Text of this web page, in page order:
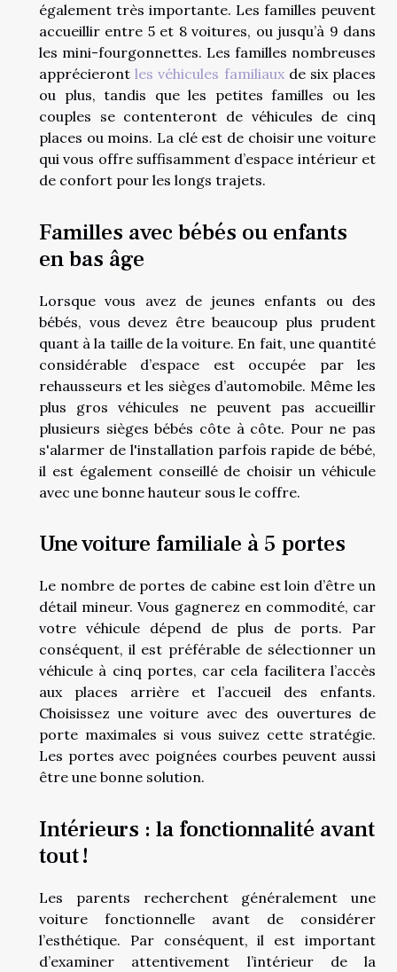
également très importante. Les familles peuvent
accueillir entre 5 et 8 voitures, ou jusqu’à 9 dans
les mini-fourgonnettes. Les familles nombreuses
apprécierontles véhicules familiauxde six places
ou plus, tandis que les petites familles ou les
couples se contenteront de véhicules de cinq
places ou moins. La clé est de choisir une voiture
qui vous offre suffisamment d’espace intérieur et
de confort pour les longs trajets.
Familles avec bébés ou enfants
en bas âge
Lorsque vous avez de jeunes enfants ou des
bébés, vous devez être beaucoup plus prudent
quant à la taille de la voiture. En fait, une quantité
considérable d’espace est occupée par les
rehausseurs et les sièges d’automobile. Même les
plus gros véhicules ne peuvent pas accueillir
plusieurs sièges bébés côte à côte. Pour ne pas
s'alarmer de l'installation parfois rapide de bébé,
il est également conseillé de choisir un véhicule
avec une bonne hauteur sous le coffre.
Une voiture familiale à 5 portes
Le nombre de portes de cabine est loin d’être un
détail mineur. Vous gagnerez en commodité, car
votre véhicule dépend de plus de ports. Par
conséquent, il est préférable de sélectionner un
véhicule à cinq portes, car cela facilitera l’accès
aux places arrière et l’accueil des enfants.
Choisissez une voiture avec des ouvertures de
porte maximales si vous suivez cette stratégie.
Les portes avec poignées courbes peuvent aussi
être une bonne solution.
Intérieurs : la fonctionnalité avant
tout !
Les parents recherchent généralement une
voiture fonctionnelle avant de considérer
l’esthétique. Par conséquent, il est important
d’examiner attentivement l’intérieur de la